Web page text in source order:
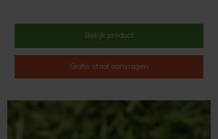
Bekijk product
Gratis staal aanvragen